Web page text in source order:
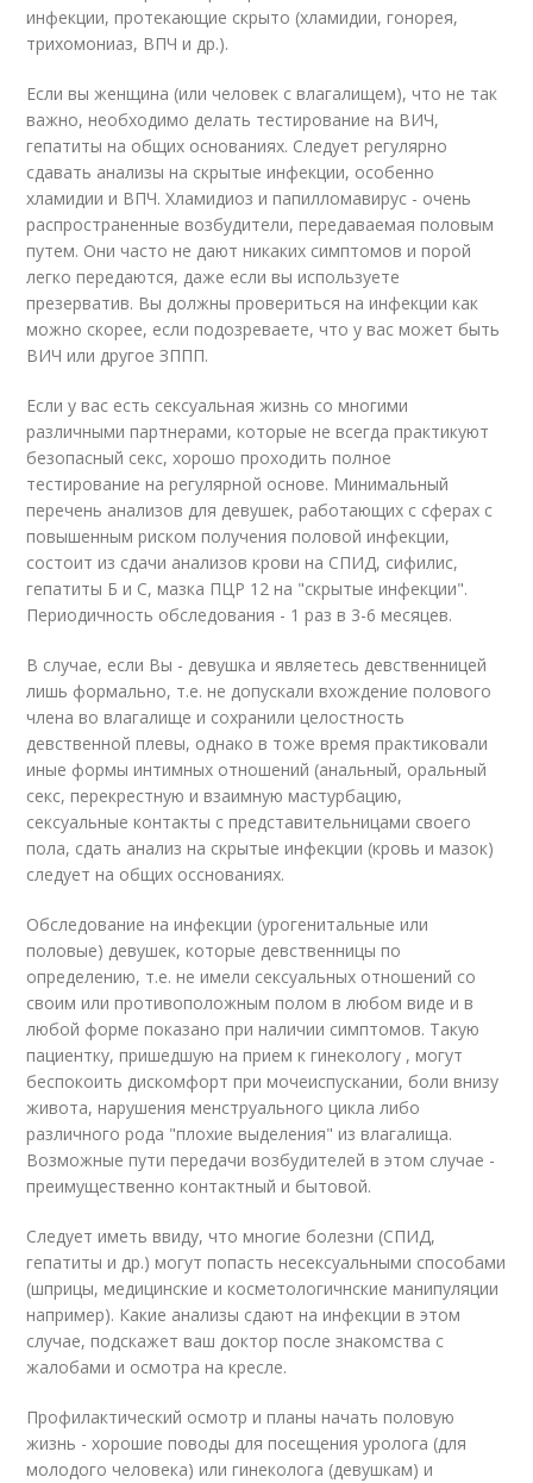
инфекции, протекающие скрыто (хламидии, гонорея,
трихомониаз, ВПЧ и др.).
Если вы женщина (или человек с влагалищем), что не так
важно, необходимо делать тестирование на ВИЧ,
гепатиты на общих основаниях. Следует регулярно
сдавать анализы на скрытые инфекции, особенно
хламидии и ВПЧ. Хламидиоз и папилломавирус - очень
распространенные возбудители, передаваемая половым
путем. Они часто не дают никаких симптомов и порой
легко передаются, даже если вы используете
презерватив. Вы должны провериться на инфекции как
можно скорее, если подозреваете, что у вас может быть
ВИЧ или другое ЗППП.
Если у вас есть сексуальная жизнь со многими
различными партнерами, которые не всегда практикуют
безопасный секс, хорошо проходить полное
тестирование на регулярной основе. Минимальный
перечень анализов для девушек, работающих с сферах с
повышенным риском получения половой инфекции,
состоит из сдачи анализов крови на СПИД, сифилис,
гепатиты Б и С, мазка ПЦР 12 на "скрытые инфекции".
Периодичность обследования - 1 раз в 3-6 месяцев.
В случае, если Вы - девушка и являетесь девственницей
лишь формально, т.е. не допускали вхождение полового
члена во влагалище и сохранили целостность
девственной плевы, однако в тоже время практиковали
иные формы интимных отношений (анальный, оральный
секс, перекрестную и взаимную мастурбацию,
сексуальные контакты с представительницами своего
пола, сдать анализ на скрытые инфекции (кровь и мазок)
следует на общих осснованиях.
Обследование на инфекции (урогенитальные или
половые) девушек, которые девственницы по
определению, т.е. не имели сексуальных отношений со
своим или противоположным полом в любом виде и в
любой форме показано при наличии симптомов. Такую
пациентку, пришедшую на прием к гинекологу , могут
беспокоить дискомфорт при мочеиспускании, боли внизу
живота, нарушения менструального цикла либо
различного рода "плохие выделения" из влагалища.
Возможные пути передачи возбудителей в этом случае -
преимущественно контактный и бытовой.
Следует иметь ввиду, что многие болезни (СПИД,
гепатиты и др.) могут попасть несексуальными способами
(шприцы, медицинские и косметологичнские манипуляции
например). Какие анализы сдают на инфекции в этом
случае, подскажет ваш доктор после знакомства с
жалобами и осмотра на кресле.
Профилактический осмотр и планы начать половую
жизнь - хорошие поводы для посещения уролога (для
молодого человека) или гинеколога (девушкам) и